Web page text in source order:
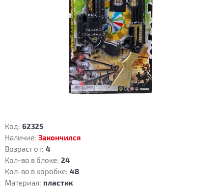
Код: 62325
Наличие: Закончился
Возраст от: 4
Кол-во в блоке: 24
Кол-во в коробке: 48
Материал: пластик